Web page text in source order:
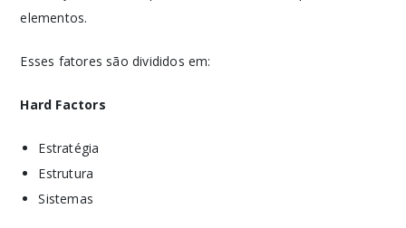
elementos.
Esses fatores são divididos em:
Hard Factors
Estratégia
Estrutura
Sistemas